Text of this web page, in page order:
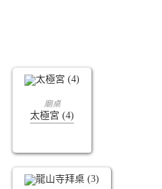
查看內容
廟桌
太極宮 (4)